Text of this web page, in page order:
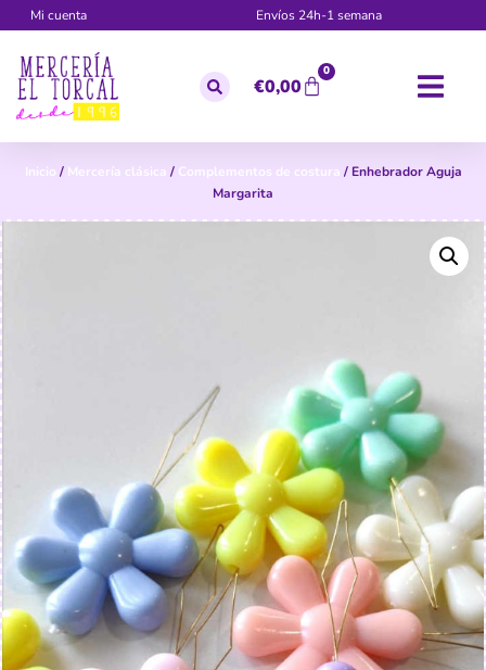
Mi cuenta Envíos 24h-1 semana
€0,00
0
Inicio / Mercería clásica / Complementos de costura / Enhebrador Aguja
Margarita